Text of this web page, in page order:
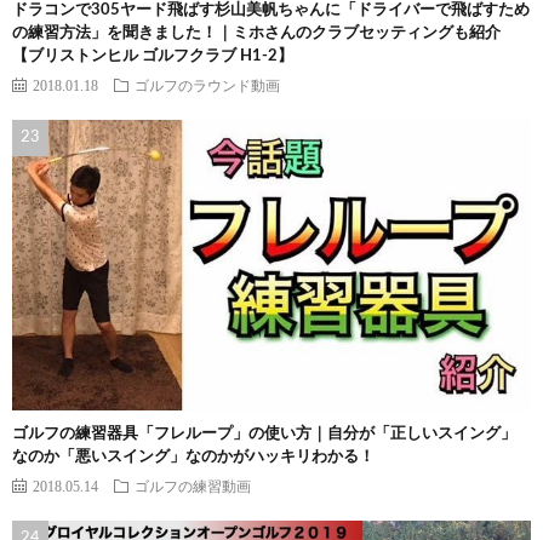
ドラコンで305ヤード飛ばす杉山美帆ちゃんに「ドライバーで飛ばすため
の練習方法」を聞きました！｜ミホさんのクラブセッティングも紹介
【ブリストンヒル ゴルフクラブ H1-2】
2018.01.18 ゴルフのラウンド動画
ゴルフの練習器具「フレループ」の使い方｜自分が「正しいスイング」
なのか「悪いスイング」なのかがハッキリわかる！
2018.05.14 ゴルフの練習動画